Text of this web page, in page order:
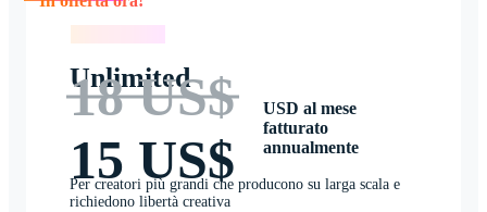
Unlimited
18 US$
15 US$
USD al mese
fatturato
annualmente
Per creatori più grandi che producono su larga scala e
richiedono libertà creativa